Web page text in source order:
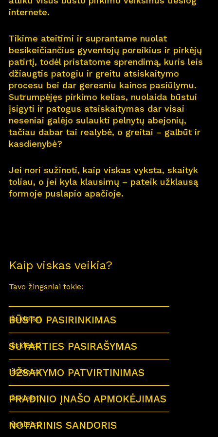
Apiemus
Karjera 11
Naujienos
Nauj ų namų kortelė
Kontaktai
internete.
Tikime ateitimi ir suprantame nuolat
besikeičiančius gyventojų poreikius ir pirkėjų
patirtį, todėl pristatome sprendimą, kuris leis
džiaugtis patogiu ir greitu atsiskaitymo
procesu bei dar geresniu kainos pasiūlymu.
Sutrumpėjęs pirkimo kelias, nuolaida būstui
įsigyti ir patogus atsiskaitymas dar visai
neseniai galėjo sulaukti pelnytų abejonių,
tačiau dabar tai realybė, o greitai – galbūt ir
kasdienybė?
Jei nori sužinoti, kaip viskas vyksta, skaityk
toliau, o jei kyla klausimų – pateik užklausą
formoje puslapio apačioje.
Kaip viskas veikia?
Tavo žingsniai tokie:
Išskleisti
BŪSTO PASIRINKIMAS
Išskleisti
SUTARTIES PASIRAŠYMAS
Išskleisti
UŽSAKYMO PATVIRTINIMAS
Išskleisti
PRADINIO ĮNAŠO APMOKĖJIMAS
Išskleisti
NOTARINIS SANDORIS